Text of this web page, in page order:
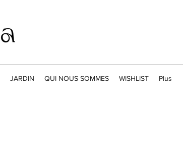
JARDIN QUI NOUS SOMMES WISHLIST Plus